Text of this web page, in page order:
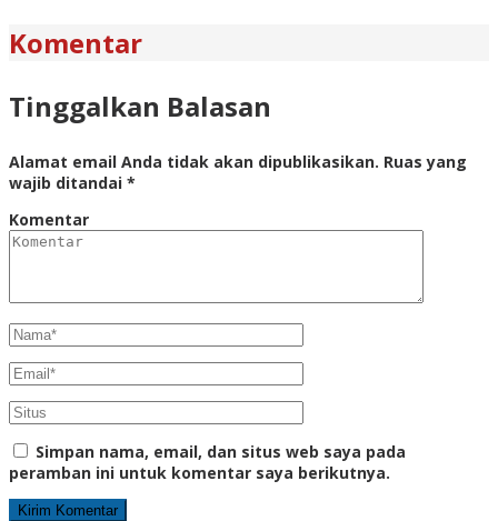
Komentar
Tinggalkan Balasan
Alamat email Anda tidak akan dipublikasikan. Ruas yang
wajib ditandai *
Komentar
Simpan nama, email, dan situs web saya pada
peramban ini untuk komentar saya berikutnya.